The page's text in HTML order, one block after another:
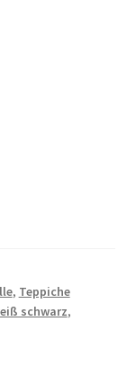
, Teppiche
schwarz,